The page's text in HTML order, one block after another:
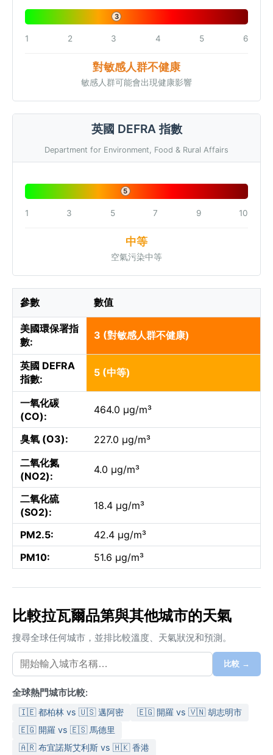
3
1 2 3 4 5 6
對敏感人群不健康
敏感人群可能會出現健康影響
英國 DEFRA 指數
Department for Environment, Food & Rural Affairs
5
1 3 5 7 9 10
中等
空氣污染中等
參數 數值
美國環保署指
數:
3 (對敏感人群不健康)
英國 DEFRA
指數:
5 (中等)
一氧化碳
(CO):
464.0 µg/m³
臭氧 (O3):
227.0 µg/m³
二氧化氮
(NO2):
4.0 µg/m³
二氧化硫
(SO2):
18.4 µg/m³
PM2.5:
42.4 µg/m³
PM10:
51.6 µg/m³
比較拉瓦爾品第與其他城市的天氣
搜尋全球任何城市，並排比較溫度、天氣狀況和預測。
比較 →
全球熱門城市比較:
🇮🇪 都柏林 vs 🇺🇸 邁阿密
🇪🇬 開羅 vs 🇻🇳 胡志明市
🇪🇬 開羅 vs 🇪🇸 馬德里
🇦🇷 布宜諾斯艾利斯 vs 🇭🇰 香港